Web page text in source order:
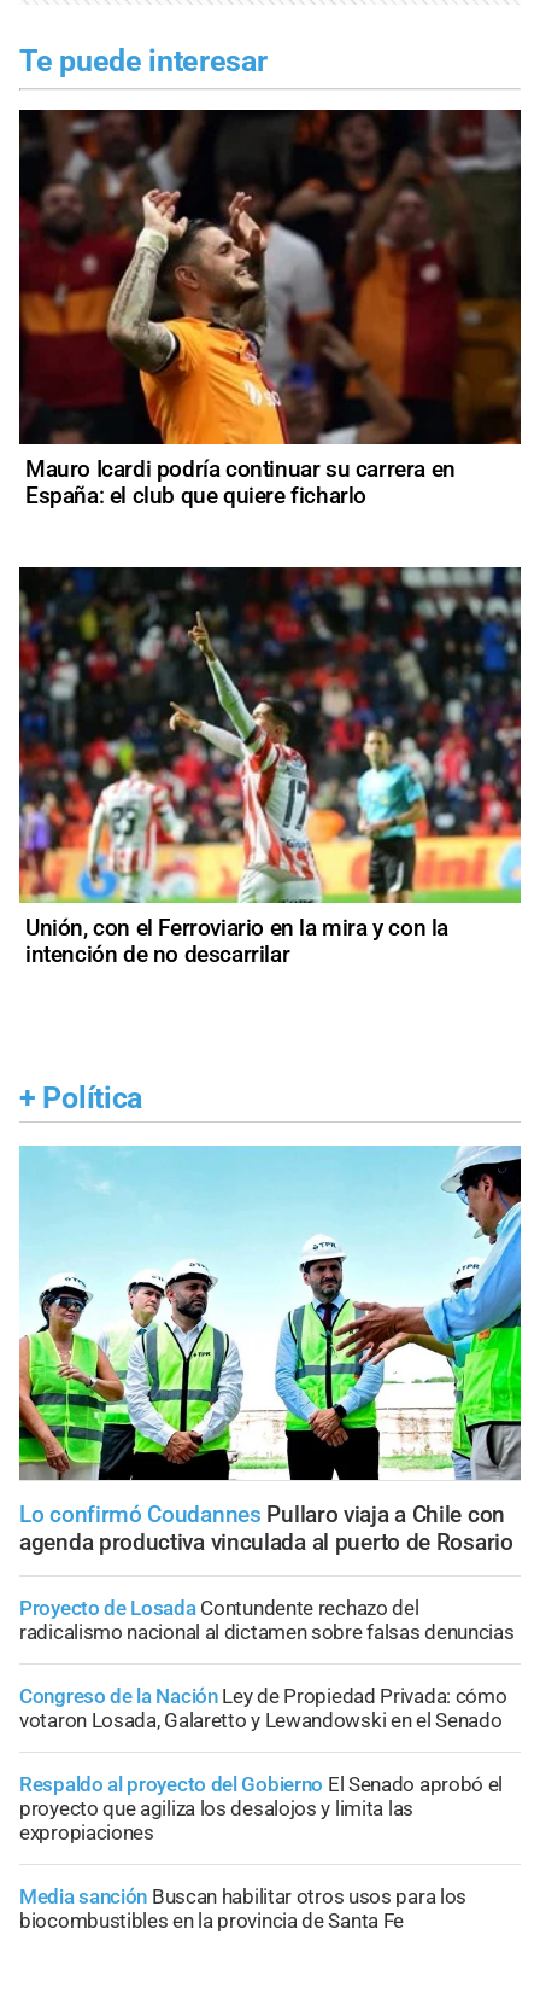
Te puede interesar
Mauro Icardi podría continuar su carrera en
España: el club que quiere ficharlo
Unión, con el Ferroviario en la mira y con la
intención de no descarrilar
+ Política
Lo confirmó Coudannes Pullaro viaja a Chile con
agenda productiva vinculada al puerto de Rosario
Proyecto de Losada Contundente rechazo del
radicalismo nacional al dictamen sobre falsas denuncias
Congreso de la Nación Ley de Propiedad Privada: cómo
votaron Losada, Galaretto y Lewandowski en el Senado
Respaldo al proyecto del Gobierno El Senado aprobó el
proyecto que agiliza los desalojos y limita las
expropiaciones
Media sanción Buscan habilitar otros usos para los
biocombustibles en la provincia de Santa Fe